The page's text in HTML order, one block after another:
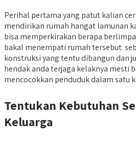
Perihal pertama yang patut kalian
mendirikan rumah hangat lamunan
bisa memperkirakan berapa
bakal menempati rumah tersebut.
konstruksi yang tentu dibangun dan
hendak anda terjaga kelaknya mesti
mencocokkan penduduk dalam satu
Tentukan Kebutuhan
Keluarga